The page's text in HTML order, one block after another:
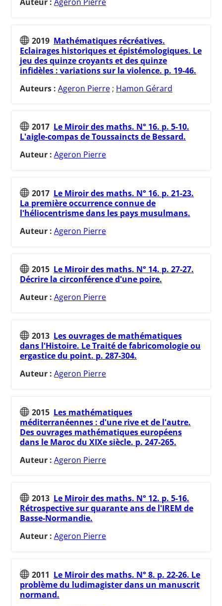
2019 Mathématiques récréatives.
Eclairages historiques et épistémologiques. Le
jeu des quinze croyants et des quinze
infidèles : variations sur la violence. p. 19-46.
Auteurs : Ageron Pierre ; Hamon Gérard
2017 Le Miroir des maths. N° 16. p. 5-10.
L'aigle-compas de Toussaincts de Bessard.
Auteur : Ageron Pierre
2017 Le Miroir des maths. N° 16. p. 21-23.
La première occurrence connue de
l'héliocentrisme dans les pays musulmans.
Auteur : Ageron Pierre
2015 Le Miroir des maths. N° 14. p. 27-27.
Décrire la circonférence d'une poire.
Auteur : Ageron Pierre
2013 Les ouvrages de mathématiques
dans l'Histoire. Le Traité de fabricomologie ou
ergastice du point. p. 287-304.
Auteur : Ageron Pierre
2015 Les mathématiques
méditerranéennes : d'une rive et de l'autre.
Des ouvrages mathématiques européens
dans le Maroc du XIXe siècle. p. 247-265.
Auteur : Ageron Pierre
2013 Le Miroir des maths. N° 12. p. 5-16.
Rétrospective sur quarante ans de l'IREM de
Basse-Normandie.
Auteur : Ageron Pierre
2011 Le Miroir des maths. N° 8. p. 22-26. Le
problème du ludimagister dans un manuscrit
normand.